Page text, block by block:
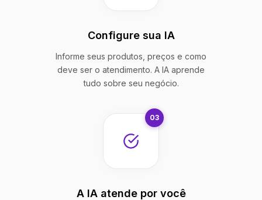
Configure sua IA
Informe seus produtos, preços e como
deve ser o atendimento. A IA aprende
tudo sobre seu negócio.
03
A IA atende por você